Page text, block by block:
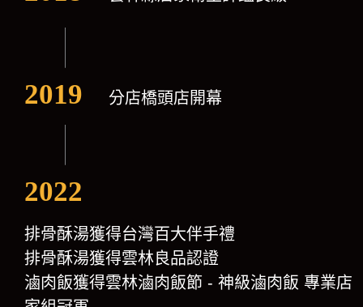
2019 分店橋頭店開幕
2022
排骨酥湯獲得台灣百大伴手禮
排骨酥湯獲得雲林良品認證
滷肉飯獲得雲林滷肉飯節 - 神級滷肉飯 專業店